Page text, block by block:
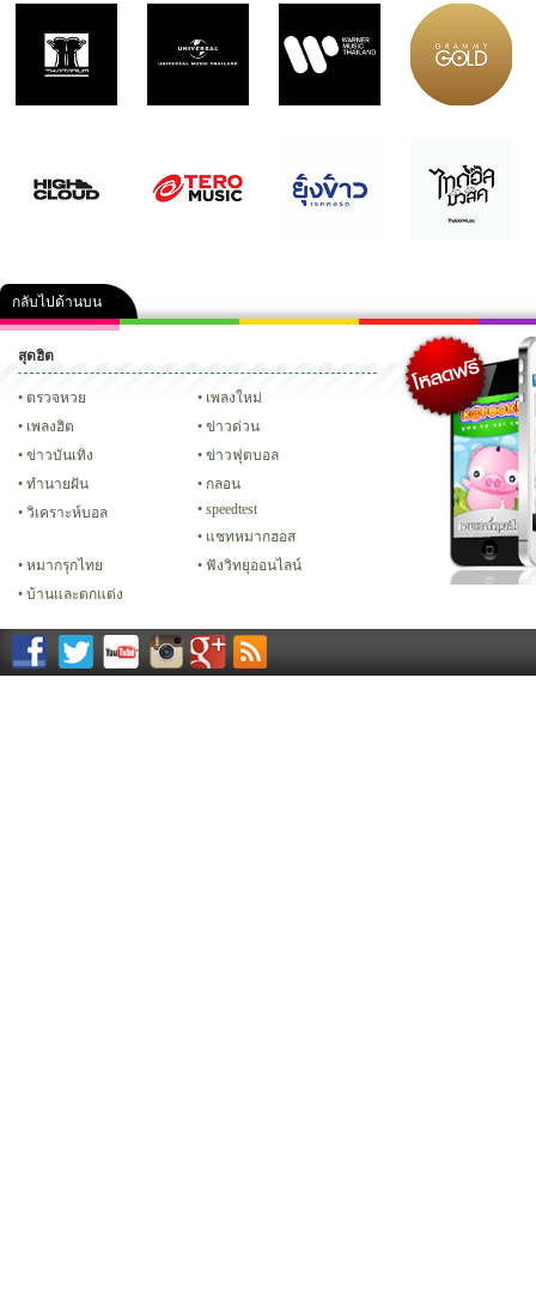
กลับไปด้านบน
คลิป ภาพ ปฏิทิน 2556 เฟซบุ๊ก ทวิ
Glitter
สุดฮิต
ตรวจหวย
เพลงใหม่
เพลงฮิต
ข่าวด่วน
ข่าวบันเทิง
ข่าวฟุตบอล
ทํานายฝัน
กลอน
วิเคราะห์บอล
speedtest
แชทหมากฮอส
หมากรุกไทย
ฟังวิทยุออนไลน์
บ้านและตกแต่ง